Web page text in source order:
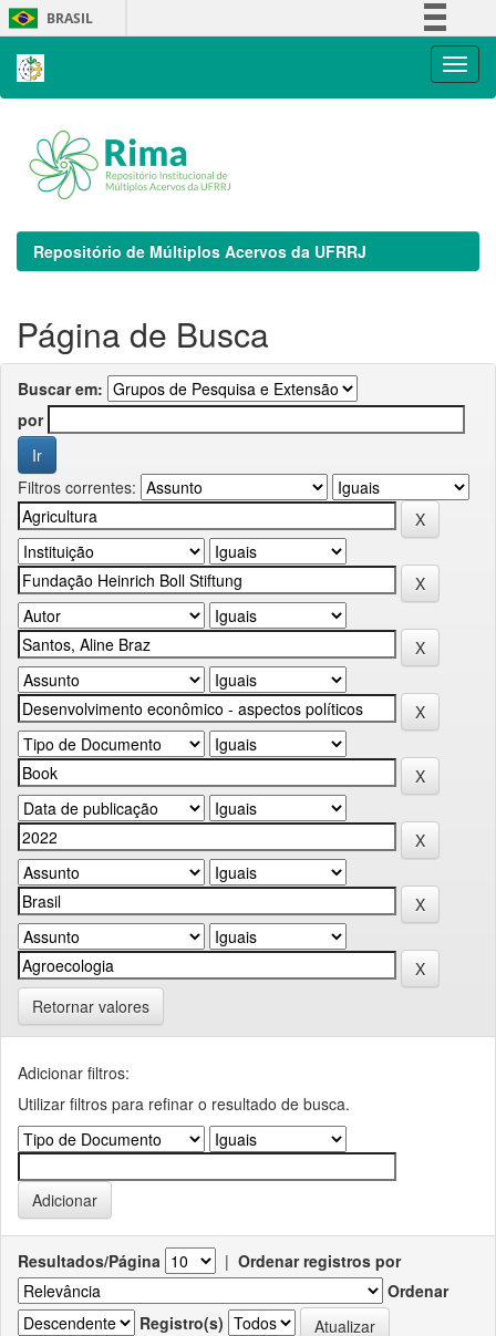
Skip
navigation
BRASIL
Repositório de Múltiplos Acervos da UFRRJ
Página de Busca
Buscar em:
por
Filtros correntes:
Retornar valores
Adicionar filtros:
Utilizar filtros para refinar o resultado de busca.
Resultados/Página | Ordenar registros por
Ordenar
Registro(s)